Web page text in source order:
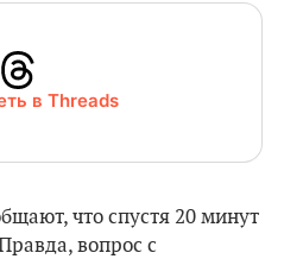
в Threads
что спустя 20 минут
вопрос с